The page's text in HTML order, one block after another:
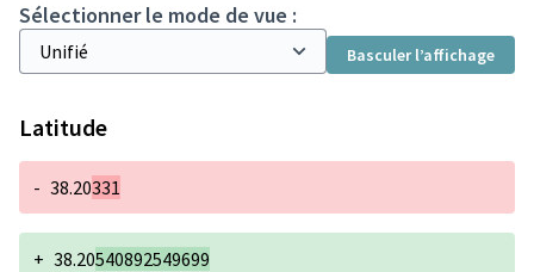
Sélectionner le mode de vue :
Basculer l’affichage
Latitude
- 38.20331
+ 38.20540892549699